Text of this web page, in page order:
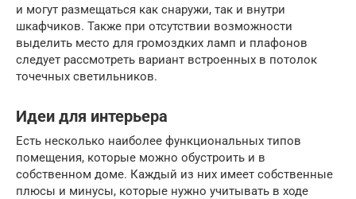
и могут размещаться как снаружи, так и внутри
шкафчиков. Также при отсутствии возможности
выделить место для громоздких ламп и плафонов
следует рассмотреть вариант встроенных в потолок
точечных светильников.
Идеи для интерьера
Есть несколько наиболее функциональных типов
помещения, которые можно обустроить и в
собственном доме. Каждый из них имеет собственные
плюсы и минусы, которые нужно учитывать в ходе